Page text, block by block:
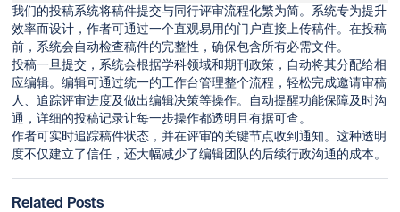
我们的投稿系统将稿件提交与同行评审流程化繁为简。系统专为提升
效率而设计，作者可通过一个直观易用的门户直接上传稿件。在投稿
前，系统会自动检查稿件的完整性，确保包含所有必需文件。
投稿一旦提交，系统会根据学科领域和期刊政策，自动将其分配给相
应编辑。编辑可通过统一的工作台管理整个流程，轻松完成邀请审稿
人、追踪评审进度及做出编辑决策等操作。自动提醒功能保障及时沟
通，详细的投稿记录让每一步操作都透明且有据可查。
作者可实时追踪稿件状态，并在评审的关键节点收到通知。这种透明
度不仅建立了信任，还大幅减少了编辑团队的后续行政沟通的成本。
Related Posts